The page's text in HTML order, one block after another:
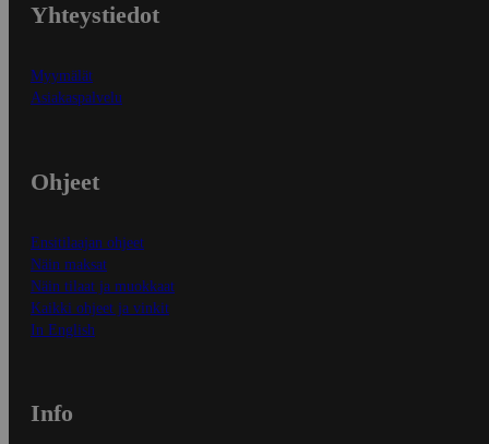
Yhteystiedot
Myymälät
Asiakaspalvelu
Ohjeet
Ensitilaajan ohjeet
Näin maksat
Näin tilaat ja muokkaat
Kaikki ohjeet ja vinkit
In English
Info